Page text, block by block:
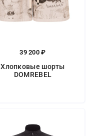
39 200 ₽
Хлопковые шорты
DOMREBEL